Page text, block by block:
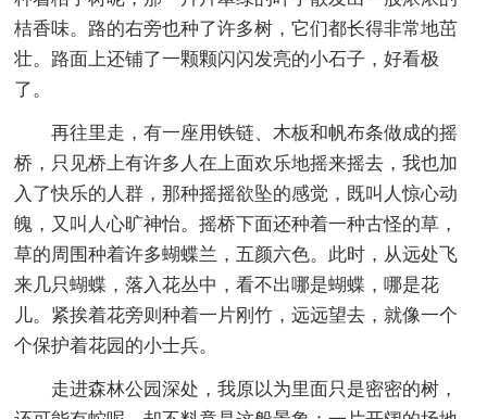
桔香味。路的右旁也种了许多树，它们都长得非常地茁
壮。路面上还铺了一颗颗闪闪发亮的小石子，好看极
了。
再往里走，有一座用铁链、木板和帆布条做成的摇
桥，只见桥上有许多人在上面欢乐地摇来摇去，我也加
入了快乐的人群，那种摇摇欲坠的感觉，既叫人惊心动
魄，又叫人心旷神怡。摇桥下面还种着一种古怪的草，
草的周围种着许多蝴蝶兰，五颜六色。此时，从远处飞
来几只蝴蝶，落入花丛中，看不出哪是蝴蝶，哪是花
儿。紧挨着花旁则种着一片刚竹，远远望去，就像一个
个保护着花园的小士兵。
走进森林公园深处，我原以为里面只是密密的树，